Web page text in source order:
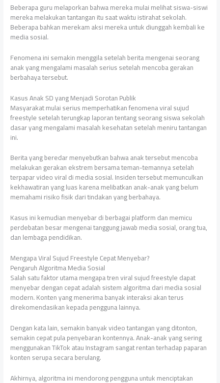
Beberapa guru melaporkan bahwa mereka mulai melihat siswa-siswi
mereka melakukan tantangan itu saat waktu istirahat sekolah.
Beberapa bahkan merekam aksi mereka untuk diunggah kembali ke
media sosial.
Fenomena ini semakin menggila setelah berita mengenai seorang
anak yang mengalami masalah serius setelah mencoba gerakan
berbahaya tersebut.
Kasus Anak SD yang Menjadi Sorotan Publik
Masyarakat mulai serius memperhatikan fenomena viral sujud
freestyle setelah terungkap laporan tentang seorang siswa sekolah
dasar yang mengalami masalah kesehatan setelah meniru tantangan
ini.
Berita yang beredar menyebutkan bahwa anak tersebut mencoba
melakukan gerakan ekstrem bersama teman-temannya setelah
terpapar video viral di media sosial. Insiden tersebut memunculkan
kekhawatiran yang luas karena melibatkan anak-anak yang belum
memahami risiko fisik dari tindakan yang berbahaya.
Kasus ini kemudian menyebar di berbagai platform dan memicu
perdebatan besar mengenai tanggung jawab media sosial, orang tua,
dan lembaga pendidikan.
Mengapa Viral Sujud Freestyle Cepat Menyebar?
Pengaruh Algoritma Media Sosial
Salah satu faktor utama mengapa tren viral sujud freestyle dapat
menyebar dengan cepat adalah sistem algoritma dari media sosial
modern. Konten yang menerima banyak interaksi akan terus
direkomendasikan kepada pengguna lainnya.
Dengan kata lain, semakin banyak video tantangan yang ditonton,
semakin cepat pula penyebaran kontennya. Anak-anak yang sering
menggunakan TikTok atau Instagram sangat rentan terhadap paparan
konten serupa secara berulang.
Akhirnya, algoritma ini mendorong pengguna untuk menciptakan